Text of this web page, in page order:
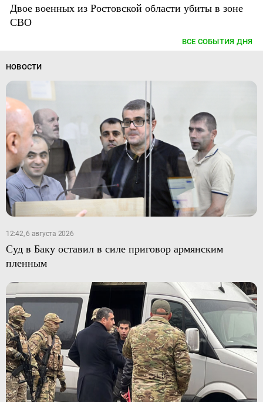
Двое военных из Ростовской области убиты в зоне
СВО
ВСЕ СОБЫТИЯ ДНЯ
НОВОСТИ
12:42, 6 августа 2026
Суд в Баку оставил в силе приговор армянским
пленным